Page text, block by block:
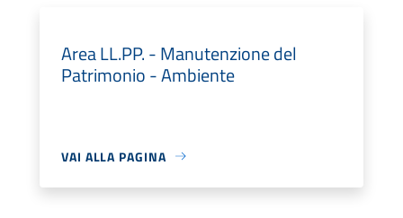
Area LL.PP. - Manutenzione del
Patrimonio - Ambiente
VAI ALLA PAGINA